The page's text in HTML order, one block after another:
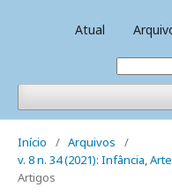
Atual
Início / Arquivos
/
v. 8 n. 34 (2021): Infância,
Artigos